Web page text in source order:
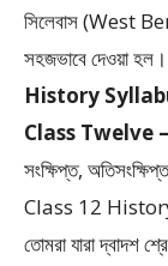
সিলেবাস (West
সহজভাবে দেওয়া
History
Class Twelve –
সংক্ষিপ্ত,
Class 12 History –
তোমরা যারা দ্বাদশ